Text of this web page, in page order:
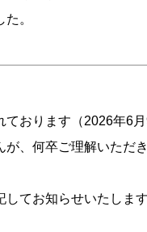
。
おります（2026年6月
、何卒ご理解いただ
てお知らせいたします